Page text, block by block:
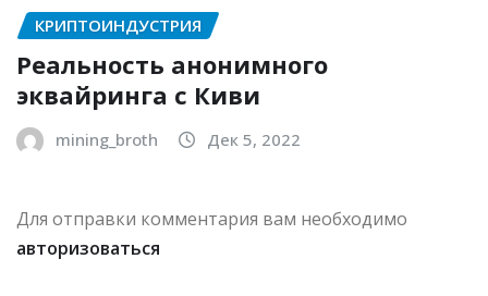
КРИПТОИНДУСТРИЯ
Реальность анонимного
эквайринга с Киви
mining_broth Дек 5, 2022
Для отправки комментария вам необходимо
авторизоваться